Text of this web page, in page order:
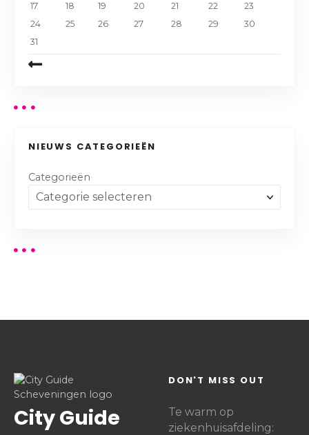
17
18 19 20 21 22
23
24
25 26 27 28 29
30
31
NIEUWS CATEGORIEËN
Categorieën
City Guide
DON'T MISS OUT
Te warm op
ziekenhuisafdeling: